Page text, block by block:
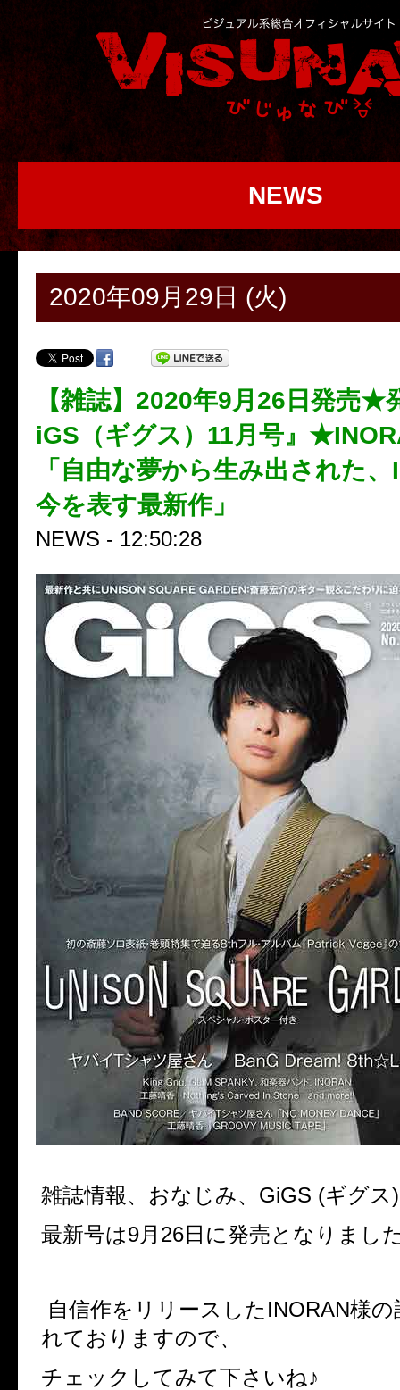
NEWS
2020年09月29日 (火)
【雑誌】2020年9月26日発売
iGS（ギグス）11月号』
「自由な夢から生み出された
今を表す最新作」
NEWS - 12:50:28
雑誌情報、おなじみ、GiGS (ギグス
最新号は9月26日に発売となりまし
自信作をリリースしたINORAN様
れておりますので、
チェックしてみて下さいね♪